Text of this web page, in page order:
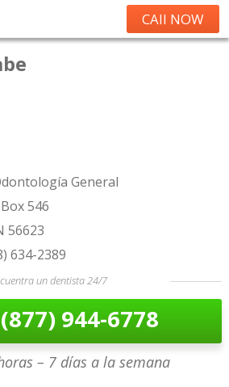
CAll NOW
General
546
56623
634-2389
un dentista 24/7
(877) 944-6778
– 7 días a la semana